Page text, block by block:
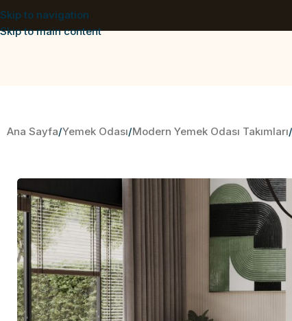
Skip to navigation
Skip to main content
Ana Sayfa Yemek Odası Modern Yemek Odası Takımları